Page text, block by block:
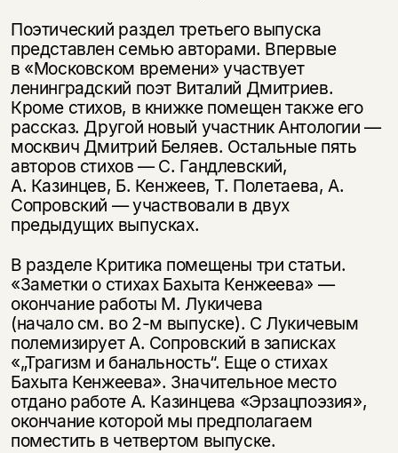
Поэтический раздел третьего выпуска
представлен семью авторами. Впервые
в «Московском времени» участвует
ленинградский поэт Виталий Дмитриев.
Кроме стихов, в книжке помещен также его
рассказ. Другой новый участник Антологии —
москвич Дмитрий Беляев. Остальные пять
авторов стихов — С. Гандлевский,
А. Казинцев, Б. Кенжеев, Т. Полетаева, А.
Сопровский — участвовали в двух
предыдущих выпусках.
В разделе Критика помещены три статьи.
«Заметки о стихах Бахыта Кенжеева» —
окончание работы М. Лукичева
(начало см. во 2-м выпуске). С Лукичевым
полемизирует А. Сопровский в записках
«„Трагизм и банальность“. Еще о стихах
Бахыта Кенжеева». Значительное место
отдано работе А. Казинцева «Эрзацпоэзия»,
окончание которой мы предполагаем
поместить в четвертом выпуске.